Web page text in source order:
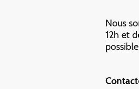
Nous
12h et